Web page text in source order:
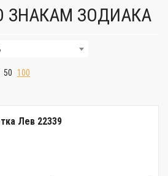
ЗНАКАМ ЗОДИАКА
50 100
Лев 22339